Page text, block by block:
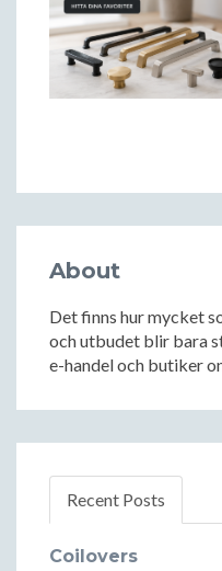
About
Det finns hur mycket
och utbudet blir bara
e-handel och butiker
Recent Posts
Coilovers